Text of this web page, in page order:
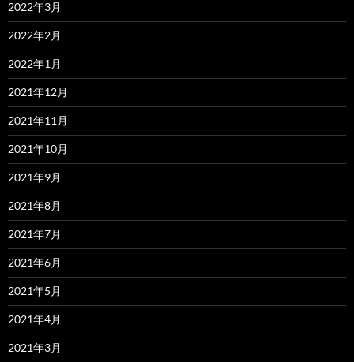
2022年3月
2022年2月
2022年1月
2021年12月
2021年11月
2021年10月
2021年9月
2021年8月
2021年7月
2021年6月
2021年5月
2021年4月
2021年3月